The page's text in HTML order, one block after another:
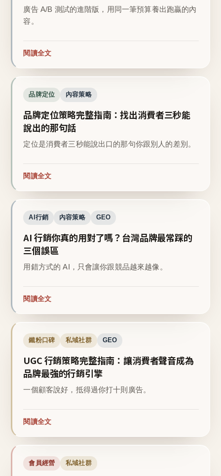
廣告 A/B 測試的進階版，用同一筆預算養出跑贏的內
容。
閱讀全文
品牌定位 內容策略
品牌定位策略完整指南：找出消費者三秒能
說出的那句話
定位是消費者三秒能說出口的那句你跟別人的差別。
閱讀全文
AI行銷 內容策略 GEO
AI 行銷你真的用對了嗎？台灣品牌最常踩的
三個誤區
用錯方式的 AI，只會讓你跟競品越來越像。
閱讀全文
鐵粉口碑 私域社群 GEO
UGC 行銷策略完整指南：讓消費者聲音成為
品牌最強的行銷引擎
一個顧客說好，抵得過你打十則廣告。
閱讀全文
會員經營 私域社群